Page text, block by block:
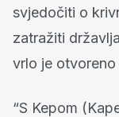
svjedočiti o
zatražiti
vrlo je
“S Kepom